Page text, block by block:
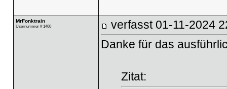
MrFonktrain
Usernummer # 1460 verfasst 01-11-2024
Danke für das
Zitat: